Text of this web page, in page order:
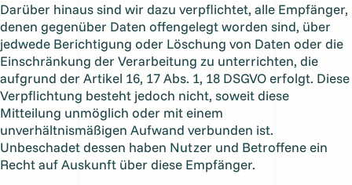
Darüber hinaus sind wir dazu verpflichtet, alle Empfänger,
denen gegenüber Daten offengelegt worden sind, über
jedwede Berichtigung oder Löschung von Daten oder die
Einschränkung der Verarbeitung zu unterrichten, die
aufgrund der Artikel 16, 17 Abs. 1, 18 DSGVO erfolgt. Diese
Verpflichtung besteht jedoch nicht, soweit diese
Mitteilung unmöglich oder mit einem
unverhältnismäßigen Aufwand verbunden ist.
Unbeschadet dessen haben Nutzer und Betroffene ein
Recht auf Auskunft über diese Empfänger.